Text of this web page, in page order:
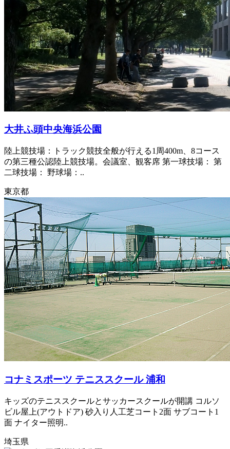
大井ふ頭中央海浜公園
陸上競技場：トラック競技全般が行える1周400m、8コース
の第三種公認陸上競技場。会議室、観客席 第一球技場： 第
二球技場： 野球場：..
東京都
コナミスポーツ テニススクール 浦和
キッズのテニススクールとサッカースクールが開講 コルソ
ビル屋上(アウトドア) 砂入り人工芝コート2面 サブコート1
面 ナイター照明..
埼玉県